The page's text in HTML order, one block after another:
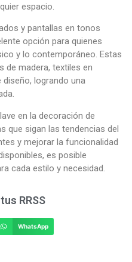
espacio.
y pantallas en tonos
opción para quienes
y lo contemporáneo. Estas
de madera, textiles en
logrando una
en la decoración de
que sigan las tendencias del
y mejorar la funcionalidad
es posible
cada estilo y necesidad.
RRSS
WhatsApp